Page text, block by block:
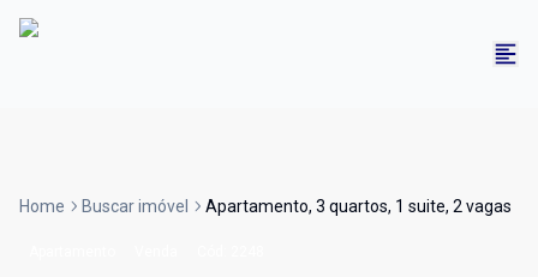
Home Buscar imóvel Apartamento, 3 quartos, 1 suite, 2 vagas